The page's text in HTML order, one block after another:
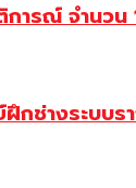
รณ์ จำนวน
กช่างระบบร